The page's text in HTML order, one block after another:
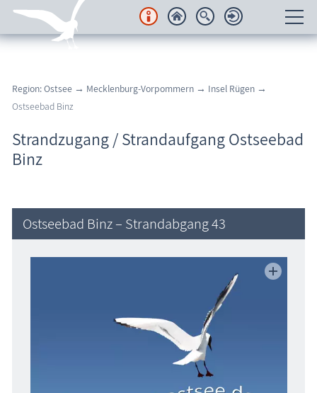
Regionales
Urlaubsorte
Karten
Wissenswertes
Region: Ostsee → Mecklenburg-Vorpommern → Insel Rügen →
Ostseebad Binz
Strandzugang / Strandaufgang Ostseebad
Binz
Ostseebad Binz – Strandabgang 43